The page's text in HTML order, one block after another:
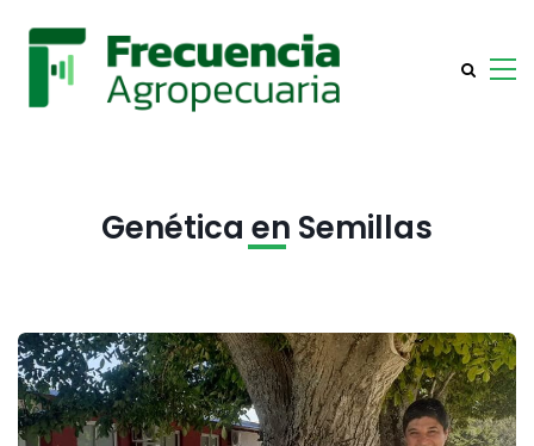
Genética en Semillas